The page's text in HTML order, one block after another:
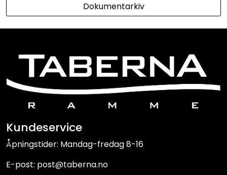
Dokumentarkiv
Kundeservice
Åpningstider: Mandag-fredag 8-16
E-post: post@taberna.no